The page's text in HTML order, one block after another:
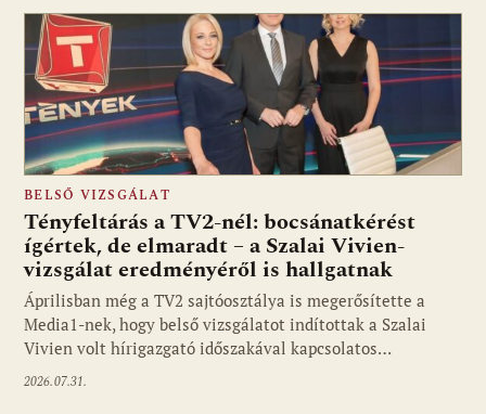
BELSŐ VIZSGÁLAT
Tényfeltárás a TV2-nél: bocsánatkérést
ígértek, de elmaradt – a Szalai Vivien-
vizsgálat eredményéről is hallgatnak
Áprilisban még a TV2 sajtóosztálya is megerősítette a
Media1-nek, hogy belső vizsgálatot indítottak a Szalai
Vivien volt hírigazgató időszakával kapcsolatos…
2026.07.31.